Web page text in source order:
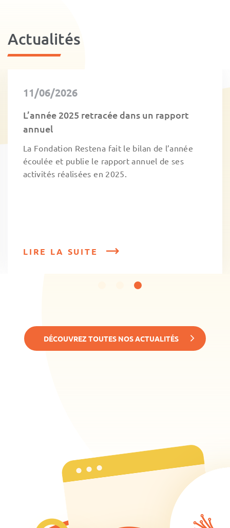
Actualités
DÉCOUVREZ TOUTES NOS ACTUALITÉS
11/06/2026
L’année 2025 retracée dans un rapport
annuel
La Fondation Restena fait le bilan de l’année
écoulée et publie le rapport annuel de ses
activités réalisées en 2025.
LIRE LA SUITE